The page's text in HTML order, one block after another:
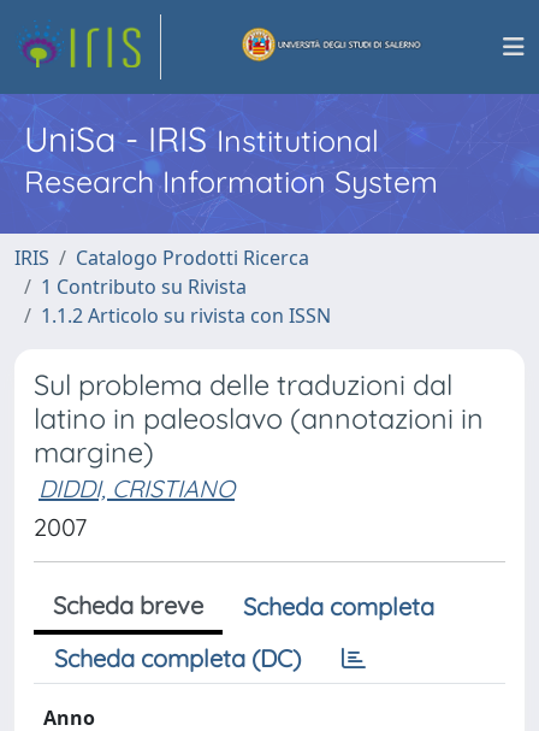
UniSa - IRISInstitutional
Research Information System
IRIS
Catalogo Prodotti Ricerca
1 Contributo su Rivista
1.1.2 Articolo su rivista con ISSN
Sul problema delle traduzioni dal
latino in paleoslavo (annotazioni in
margine)
DIDDI, CRISTIANO
2007
Scheda breve
Scheda completa
Scheda completa (DC)
Anno